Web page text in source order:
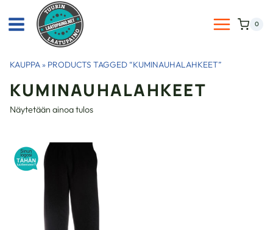
sisältöön
0
KAUPPA» PRODUCTS TAGGED “KUMINAUHALAHKEET”
KUMINAUHALAHKEET
Näytetään ainoa tulos